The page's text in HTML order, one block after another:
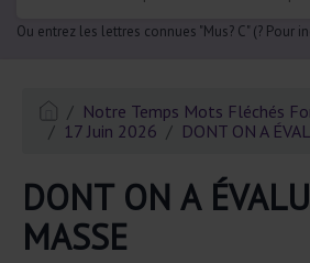
Ou entrez les lettres connues "Mus? C" (? Pour
Notre Temps Mots Fléchés
17 Juin 2026
DONT ON A
DONT ON A
MASSE